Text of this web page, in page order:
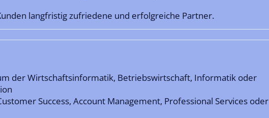
langfristig zufriedene und erfolgreiche Partner.
der Wirtschaftsinformatik, Betriebswirtschaft, Informatik oder
Success, Account Management, Professional Services oder